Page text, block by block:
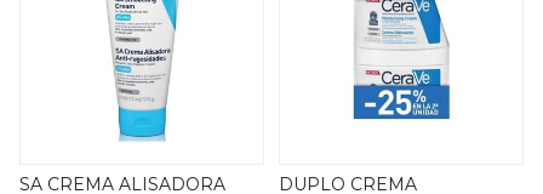
SA CREMA ALISADORA
DUPLO CREMA